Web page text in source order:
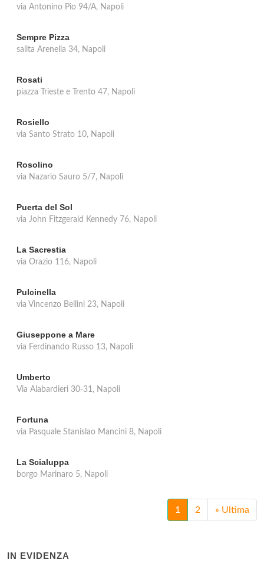
via Antonino Pio 94/A, Napoli
Sempre Pizza
salita Arenella 34, Napoli
Rosati
piazza Trieste e Trento 47, Napoli
Rosiello
via Santo Strato 10, Napoli
Rosolino
via Nazario Sauro 5/7, Napoli
Puerta del Sol
via John Fitzgerald Kennedy 76, Napoli
La Sacrestia
via Orazio 116, Napoli
Pulcinella
via Vincenzo Bellini 23, Napoli
Giuseppone a Mare
via Ferdinando Russo 13, Napoli
Umberto
Via Alabardieri 30-31, Napoli
Fortuna
via Pasquale Stanislao Mancini 8, Napoli
La Scialuppa
borgo Marinaro 5, Napoli
1 2 » Ultima
IN EVIDENZA